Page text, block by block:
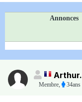
Annonces
Arthur.
Membre, 34ans